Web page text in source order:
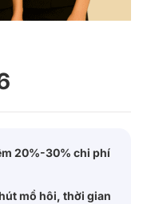
20%-30% chi phí
mồ hôi, thời gian